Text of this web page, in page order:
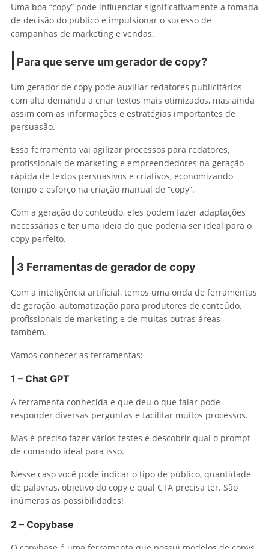
Uma boa “copy” pode influenciar significativamente a tomada
de decisão do público e impulsionar o sucesso de
campanhas de marketing e vendas.
Para que serve um gerador de copy?
Um gerador de copy pode auxiliar redatores publicitários
com alta demanda a criar textos mais otimizados, mas ainda
assim com as informações e estratégias importantes de
persuasão.
Essa ferramenta vai agilizar processos para redatores,
profissionais de marketing e empreendedores na geração
rápida de textos persuasivos e criativos, economizando
tempo e esforço na criação manual de “copy”.
Com a geração do conteúdo, eles podem fazer adaptações
necessárias e ter uma ideia do que poderia ser ideal para o
copy perfeito.
3 Ferramentas de gerador de copy
Com a inteligência artificial, temos uma onda de ferramentas
de geração, automatização para produtores de conteúdo,
profissionais de marketing e de muitas outras áreas
também.
Vamos conhecer as ferramentas:
1 – Chat GPT
A ferramenta conhecida e que deu o que falar pode
responder diversas perguntas e facilitar muitos processos.
Mas é preciso fazer vários testes e descobrir qual o prompt
de comando ideal para isso.
Nesse caso você pode indicar o tipo de público, quantidade
de palavras, objetivo do copy e qual CTA precisa ter. São
inúmeras as possibilidades!
2 – Copybase